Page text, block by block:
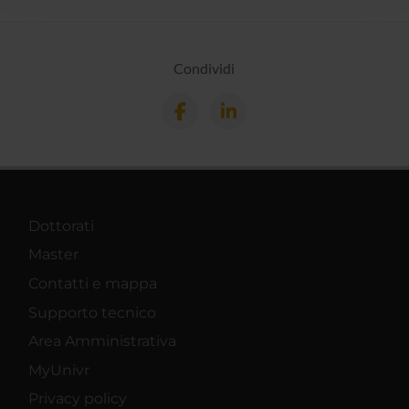
Condividi
Dottorati
Master
Contatti e mappa
Supporto tecnico
Area Amministrativa
MyUnivr
Privacy policy